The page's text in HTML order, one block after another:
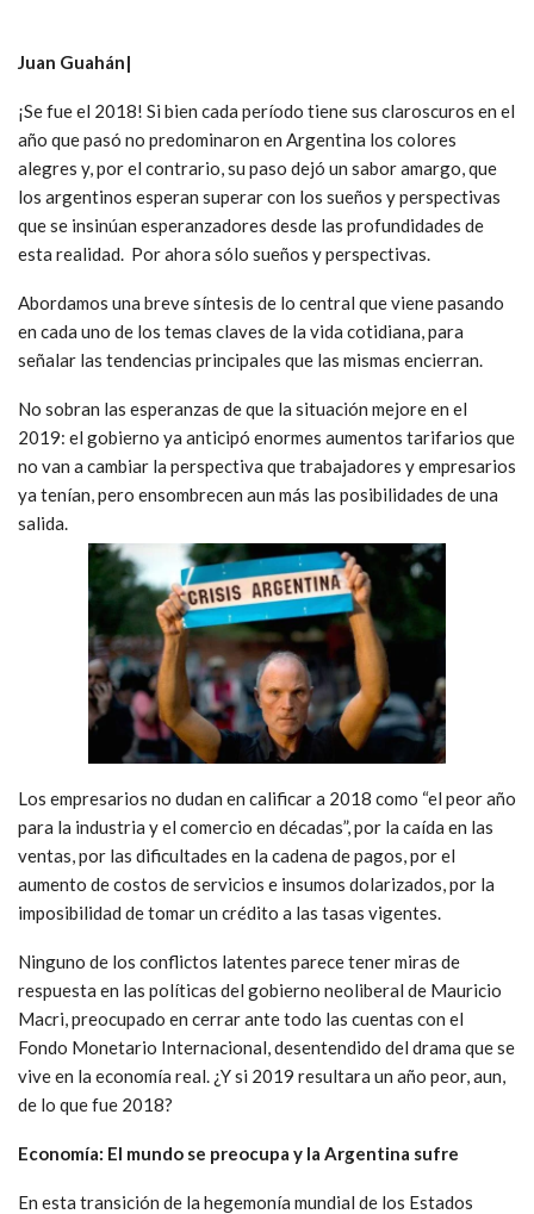
Juan Guahán|
¡Se fue el 2018! Si bien cada período tiene sus claroscuros en el
año que pasó no predominaron en Argentina los colores
alegres y, por el contrario, su paso dejó un sabor amargo, que
los argentinos esperan superar con los sueños y perspectivas
que se insinúan esperanzadores desde las profundidades de
esta realidad. Por ahora sólo sueños y perspectivas.
Abordamos una breve síntesis de lo central que viene pasando
en cada uno de los temas claves de la vida cotidiana, para
señalar las tendencias principales que las mismas encierran.
No sobran las esperanzas de que la situación mejore en el
2019: el gobierno ya anticipó enormes aumentos tarifarios que
no van a cambiar la perspectiva que trabajadores y empresarios
ya tenían, pero ensombrecen aun más las posibilidades de una
salida.
Los empresarios no dudan en calificar a 2018 como “el peor año
para la industria y el comercio en décadas”, por la caída en las
ventas, por las dificultades en la cadena de pagos, por el
aumento de costos de servicios e insumos dolarizados, por la
imposibilidad de tomar un crédito a las tasas vigentes.
Ninguno de los conflictos latentes parece tener miras de
respuesta en las políticas del gobierno neoliberal de Mauricio
Macri, preocupado en cerrar ante todo las cuentas con el
Fondo Monetario Internacional, desentendido del drama que se
vive en la economía real. ¿Y si 2019 resultara un año peor, aun,
de lo que fue 2018?
Economía: El mundo se preocupa y la Argentina sufre
En esta transición de la hegemonía mundial de los Estados